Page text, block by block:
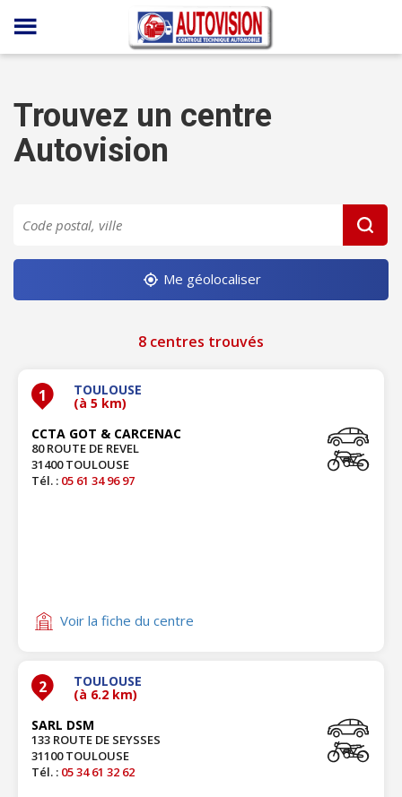
Panneau de gestion des cookies
Trouvez un centre
Autovision
Me géolocaliser
8 centres trouvés
1 TOULOUSE
(à 5 km)
CCTA GOT & CARCENAC
80 ROUTE DE REVEL
31400 TOULOUSE
Tél. : 05 61 34 96 97
Voir la fiche du centre
2 TOULOUSE
(à 6.2 km)
SARL DSM
133 ROUTE DE SEYSSES
31100 TOULOUSE
Tél. : 05 34 61 32 62